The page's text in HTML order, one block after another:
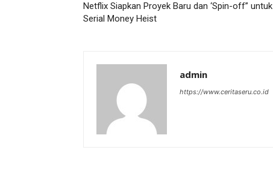
Netflix Siapkan Proyek Baru dan ‘Spin-off” untuk
Serial Money Heist
admin
https://www.ceritaseru.co.id